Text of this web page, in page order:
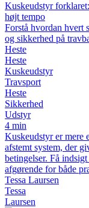
Kuskeudstyr
højt tempo
Forstå hvordan hvert
og sikkerhed på
Heste
Heste
Kuskeudstyr
Travsport
Heste
Sikkerhed
Udstyr
4 min
Kuskeudstyr er mere
afstemt system, der
betingelser. Få
afgørende for både
Tessa Laursen
Tessa
Laursen